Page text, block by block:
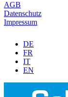
AGB
Datenschutz
Impressum
DE
FR
IT
EN